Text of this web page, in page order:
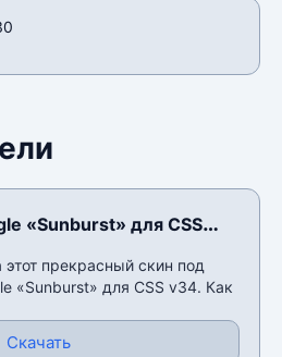
«Sunburst» для CSS
этот прекрасный скин под
«Sunburst» для CSS v34. Как
Скачать